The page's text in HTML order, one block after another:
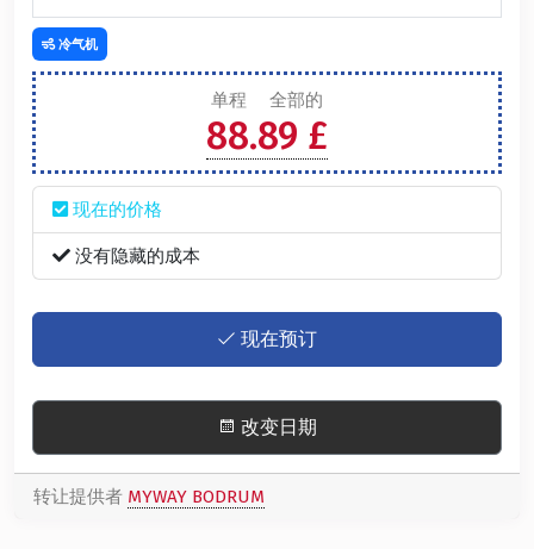
单程 全部的
88.89 £
现在的价格
没有隐藏的成本
现在预订
改变日期
冷气机
转让提供者 MYWAY BODRUM